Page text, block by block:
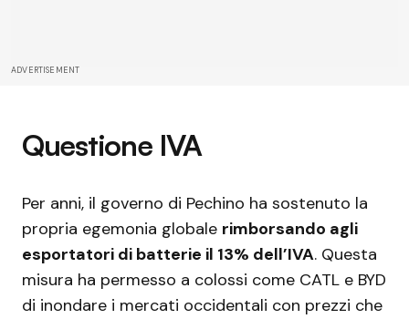
ADVERTISEMENT
Questione IVA
Per anni, il governo di Pechino ha sostenuto la
propria egemonia globale rimborsando agli
esportatori di batterie il 13% dell’IVA. Questa
misura ha permesso a colossi come CATL e BYD
di inondare i mercati occidentali con prezzi che